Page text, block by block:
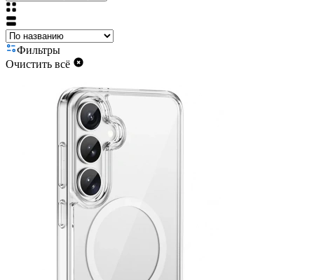
Фильтры
Очистить всё